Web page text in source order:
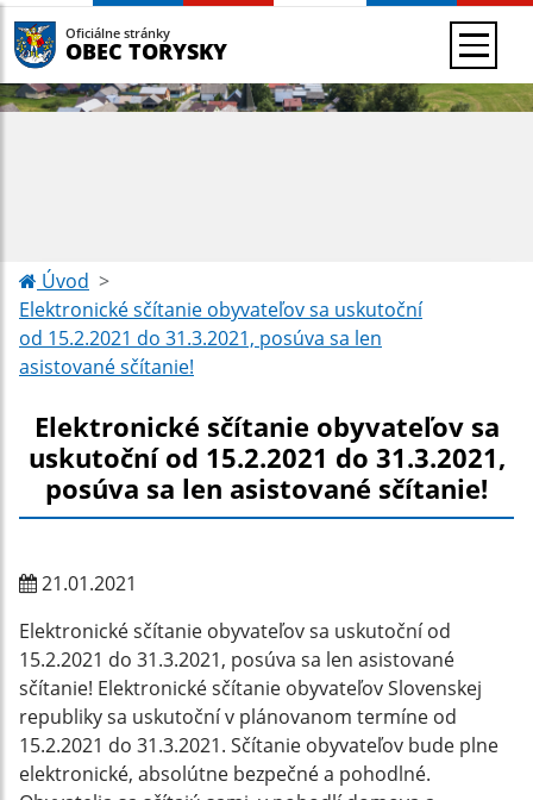
Oficiálne stránky
OBEC TORYSKY
Úvod
Elektronické sčítanie obyvateľov sa uskutoční
od 15.2.2021 do 31.3.2021, posúva sa len
asistované sčítanie!
Elektronické sčítanie obyvateľov sa
uskutoční od 15.2.2021 do 31.3.2021,
posúva sa len asistované sčítanie!
21.01.2021
Elektronické sčítanie obyvateľov sa uskutoční od
15.2.2021 do 31.3.2021, posúva sa len asistované
sčítanie! Elektronické sčítanie obyvateľov Slovenskej
republiky sa uskutoční v plánovanom termíne od
15.2.2021 do 31.3.2021. Sčítanie obyvateľov bude plne
elektronické, absolútne bezpečné a pohodlné.